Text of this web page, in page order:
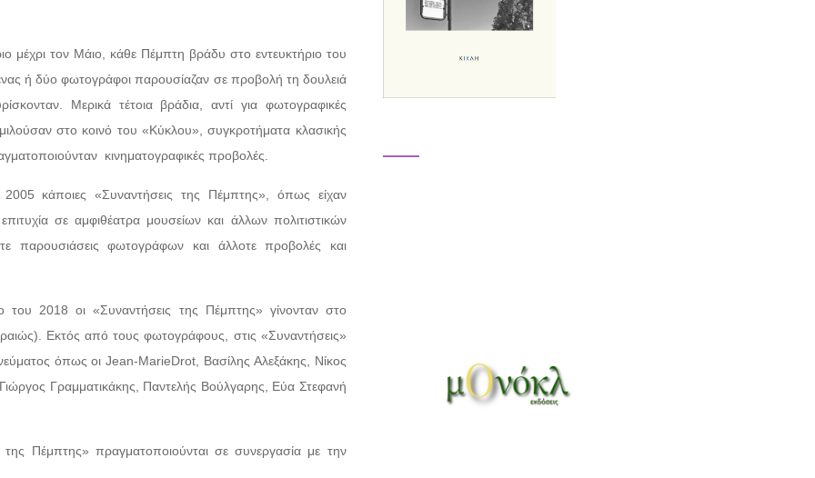
μέχρι τον Μάιο, κάθε Πέμπτη βράδυ στο εντευκτήριο του
ή δύο φωτογράφοι παρουσίαζαν σε προβολή τη δουλειά
Μερικά τέτοια βράδια, αντί για φωτογραφικές
στο κοινό του «Κύκλου», συγκροτήματα κλασικής
κινηματογραφικές προβολές.
κάποιες «Συναντήσεις της Πέμπτης», όπως είχαν
σε αμφιθέατρα μουσείων και άλλων πολιτιστικών
παρουσιάσεις φωτογράφων και άλλοτε προβολές και
2018 οι «Συναντήσεις της Πέμπτης» γίνονταν στο
Εκτός από τους φωτογράφους, στις «Συναντήσεις»
όπως οι Jean-MarieDrot, Βασίλης Αλεξάκης, Νίκος
Γραμματικάκης, Παντελής Βούλγαρης, Εύα Στεφανή
Πέμπτης» πραγματοποιούνται σε συνεργασία με την